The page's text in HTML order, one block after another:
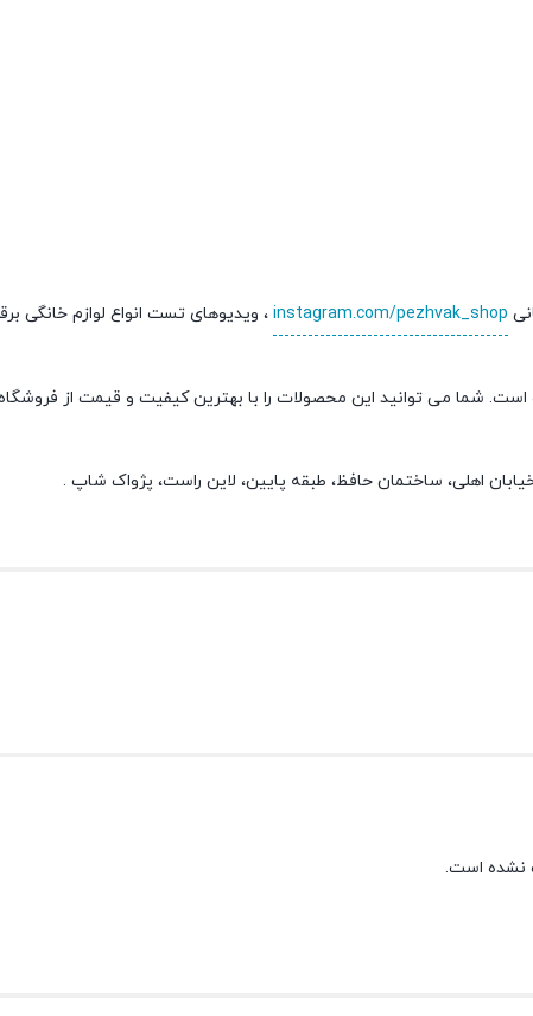
instagram.com/pezhvak_shop ، ویدیوهای تست انواع لوازم خانگی
شما می توانید این محصولات را با بهترین کیفیت و قیمت از
اهلی، ساختمان حافظ، طبقه پایین، لاین راست، پژواک شاپ .
نشده است.